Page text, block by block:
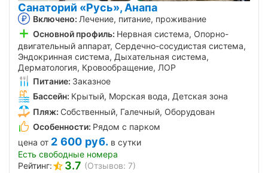
Санаторий «Русь», Анапа
Включено: Лечение, питание, проживание
Основной профиль: Нервная система, Опорно-
двигательный аппарат, Сердечно-сосудистая система,
Эндокринная система, Дыхательная система,
Дерматология, Кровообращение, ЛОР
Питание: Заказное
Бассейн: Крытый, Морская вода, Детская зона
Пляж: Собственный, Галечный, Оборудован
Особенности: Рядом с парком
цена от 2 600 руб. в сутки
Есть свободные номера
Рейтинг:
3.7 (Отзывов: 7)